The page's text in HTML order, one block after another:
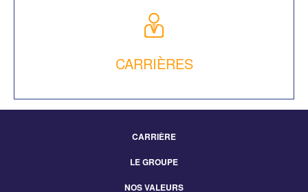
CARRIÈRES
CARRIÈRE
LE GROUPE
NOS VALEURS